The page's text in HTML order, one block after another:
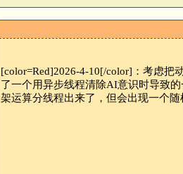
[color=Red]2026-4-10[/color]：考虑把
了一个用异步线程清除AI意识时导致
架运算分线程出来了，但会出现一个